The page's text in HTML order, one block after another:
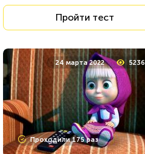
Пройти тест
17 декабря 2021
Проходили 1621 раз
Пройти тест
24 марта 2022 5236
Проходили 175 раз